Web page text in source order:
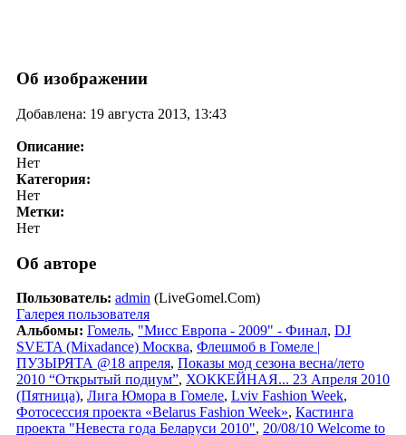
Об изображении
Добавлена: 19 августа 2013, 13:43
Описание:
Нет
Категория:
Нет
Метки:
Нет
Об авторе
Пользователь: admin (LiveGomel.Com)
Галерея пользователя
Альбомы: Гомель, "Мисс Европа - 2009" - Финал, DJ
SVETA (Mixadance) Москва, Флешмоб в Гомеле |
ПУЗЫРЯТА @18 апреля, Показы мод сезона весна/лето
2010 “Открытый подиум”, ХОККЕЙНАЯ... 23 Апреля 2010
(Пятница), Лига Юмора в Гомеле, Lviv Fashion Week,
Фотосессия проекта «Belarus Fashion Week», Кастинга
проекта "Невеста года Беларуси 2010", 20/08/10 Welcome to